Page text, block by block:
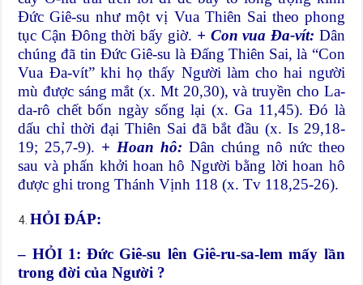
Đức Giê-su như một vị Vua Thiên Sai theo phong
tục Cận Đông thời bấy giờ. + Con vua Đa-vít: Dân
chúng đã tin Đức Giê-su là Đấng Thiên Sai, là “Con
Vua Đa-vít” khi họ thấy Người làm cho hai người
mù được sáng mắt (x. Mt 20,30), và truyền cho La-
da-rô chết bốn ngày sống lại (x. Ga 11,45). Đó là
dấu chỉ thời đại Thiên Sai đã bắt đầu (x. Is 29,18-
19; 25,7-9). + Hoan hô: Dân chúng nô nức theo
sau và phấn khởi hoan hô Người bằng lời hoan hô
được ghi trong Thánh Vịnh 118 (x. Tv 118,25-26).
HỎI ĐÁP:
– HỎI 1: Đức Giê-su lên Giê-ru-sa-lem mấy lần
trong đời của Người ?